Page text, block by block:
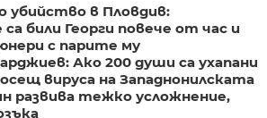
в Пловдив:
били Георги повече от час и
с парите му
Ако 200 души са ухапани
вируса на Западнонилската
развива тежко усложнение,